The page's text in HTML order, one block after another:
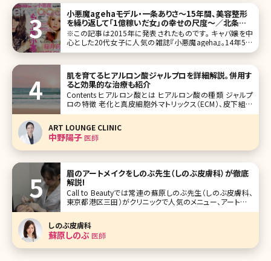
小悪魔agehaモデル・一条ありさ～15年間、美容整形
を繰り返して「1億稼いだ女」の幸せの尺度～／北条か
や
※この記事は2015年に発表されたものです。 キャバ嬢を中
心とした20代女子に人気の雑誌『小悪魔ageha』。14年5月
号の休刊から、今年4月に復刊した同誌の根底にあるのは、
否両論あるが、「努力と欲望」を肯定したい、という女子のニ
ーズ
肌を育てるヒアルロン酸ジャルプロを詳細解説。併用す
ると効果的な治療も紹介
Contents ヒアルロン酸とは ヒアルロン酸の種類 ジャルプ
ロの特徴 老化と真皮細胞外マトリックス（ECM）、皮下組織
のリガメントのお話 ジャルプロに似ている施術、組み合わせ
めとしたECM製剤で真皮を日頃からケアして
ART LOUNGE CLINIC
中野陽子医師
眉のアートメイクをしのぶ先生（しのぶ皮膚科）が徹底
解説!
Call to Beautyでは常連の蘇原しのぶ先生（しのぶ皮膚科、
東京都港区三田）がクリニックで人気のメニュー、アートメイ
クについて詳しく解説してくれました。 朝眉を描く時間がな
い、すっぴんでもしっかりした眉が欲しい、そもそも形がわか
らない……そんな女子がブチ当たるお悩みにしのぶ先生が
出した答え
しのぶ皮膚科
蘇原しのぶ医師